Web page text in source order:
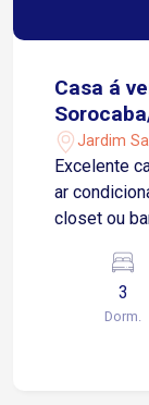
Casa á
Jardim
Excelente
ar
closet ou
c/ portão
despensa e
3
Dorm.